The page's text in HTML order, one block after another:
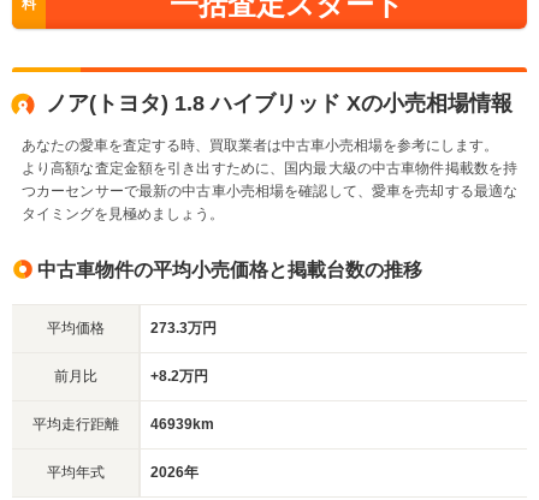
料
ノア(トヨタ) 1.8 ハイブリッド Xの小売相場情報
あなたの愛車を査定する時、買取業者は中古車小売相場を参考にします。
より高額な査定金額を引き出すために、国内最大級の中古車物件掲載数を持
つカーセンサーで最新の中古車小売相場を確認して、愛車を売却する最適な
タイミングを見極めましょう。
中古車物件の平均小売価格と掲載台数の推移
平均価格 273.3万円
前月比 +8.2万円
平均走行距離 46939km
平均年式 2026年